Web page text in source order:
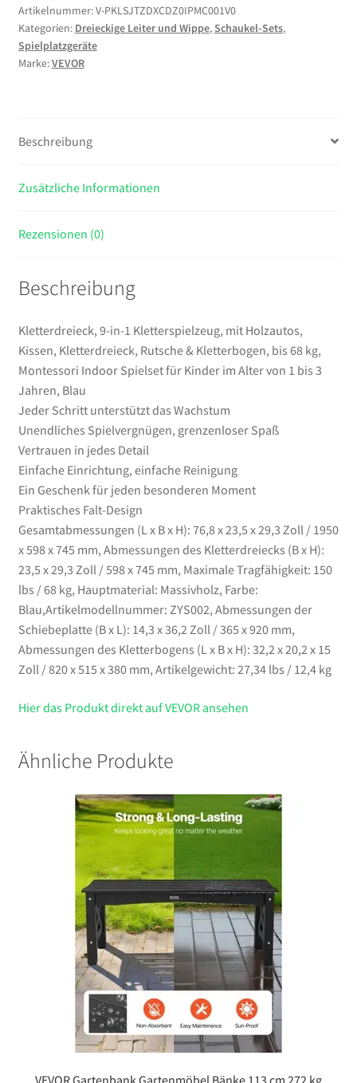
1
Kletterspielzeug,
mit
Holzautos,
&
bis
kg,
Spielset
Kinder
im
Alter
von
1
bis
3
Jahren,
Blau
Menge
Artikelnummer:V-PKLSJTZDXCDZ0IPMC001V0
Kategorien: Dreieckige Leiter und Wippe,Schaukel-Sets,
Spielplatzgeräte
Marke:VEVOR
Beschreibung
Zusätzliche Informationen
Rezensionen (0)
Beschreibung
Kletterdreieck, 9-in-1 Kletterspielzeug, mit Holzautos,
Kissen, Kletterdreieck, Rutsche & Kletterbogen, bis 68 kg,
Montessori Indoor Spielset für Kinder im Alter von 1 bis 3
Jahren, Blau
Jeder Schritt unterstützt das Wachstum
Unendliches Spielvergnügen, grenzenloser Spaß
Vertrauen in jedes Detail
Einfache Einrichtung, einfache Reinigung
Ein Geschenk für jeden besonderen Moment
Praktisches Falt-Design
Gesamtabmessungen (L x B x H): 76,8 x 23,5 x 29,3 Zoll / 1950
x 598 x 745 mm, Abmessungen des Kletterdreiecks (B x H):
23,5 x 29,3 Zoll / 598 x 745 mm, Maximale Tragfähigkeit: 150
lbs / 68 kg, Hauptmaterial: Massivholz, Farbe:
Blau,Artikelmodellnummer: ZYS002, Abmessungen der
Schiebeplatte (B x L): 14,3 x 36,2 Zoll / 365 x 920 mm,
Abmessungen des Kletterbogens (L x B x H): 32,2 x 20,2 x 15
Zoll / 820 x 515 x 380 mm, Artikelgewicht: 27,34 lbs / 12,4 kg
Hier das Produkt direkt auf VEVOR ansehen
Ähnliche Produkte